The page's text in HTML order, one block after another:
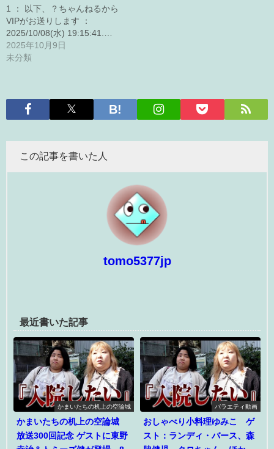
1 ： 以下、？ちゃんねるから
VIPがお送りします ：
2025/10/08(水) 19:15:41.…
2025年10月9日
未分類
この記事を書いた人
tomo5377jp
最近書いた記事
かまいたちの机上の空論城
かまいたちの机上の空論城
放送300回記念 ゲストに東野
バラエティ動画
おしゃべり小料理ゆみこ ゲ
スト：ランディ・バース、森